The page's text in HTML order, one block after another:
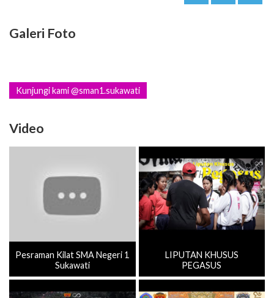
Galeri Foto
Kunjungi kami @sman1.sukawati
Video
Pesraman Kilat SMA Negeri 1
Sukawati
LIPUTAN KHUSUS
PEGASUS